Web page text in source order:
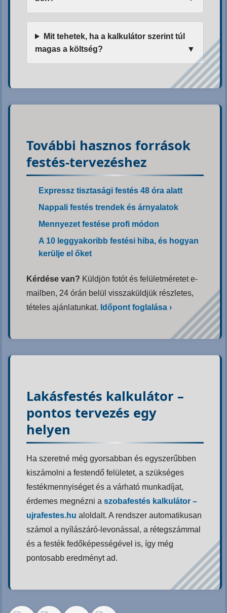
Mit tehetek, ha a kalkulátor szerint túl
magas a költség?
További hasznos források
festés-tervezéshez
Expressz tisztasági festés 48 óra alatt
Nappali festés trendek és árnyalatok
Mennyezet festése profi módon
A 10 leggyakoribb festési hiba, és hogyan
kerülje el őket
Kérdése van? Küldjön fotót és felületméretet e-
mailben, 24 órán belül visszaküldjük részletes,
tételes ajánlatunkat. Időpont foglalása ›
Lakásfestés kalkulátor –
pontos tervezés egy
helyen
Ha szeretné még gyorsabban és egyszerűbben
kiszámolni a festendő felületet, a szükséges
festékmennyiséget és a várható munkadíjat,
érdemes megnézni a szobafestés kalkulátor –
ujrafestes.hu aloldalt. A rendszer automatikusan
számol a nyílászáró-levonással, a rétegszámmal
és a festék fedőképességével is, így még
pontosabb eredményt ad.